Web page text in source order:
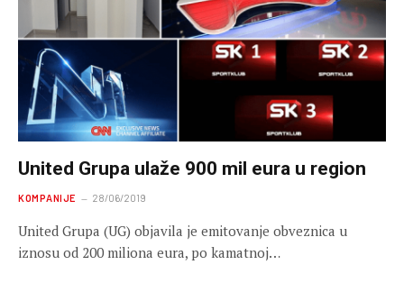
United Grupa ulaže 900 mil eura u region
KOMPANIJE 28/06/2019
United Grupa (UG) objavila je emitovanje obveznica u
iznosu od 200 miliona eura, po kamatnoj…